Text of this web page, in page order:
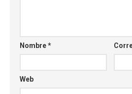
Nombre*
Web